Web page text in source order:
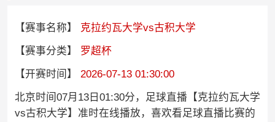
【赛事名称】
克拉约瓦大学vs古积大学
【赛事分类】
罗超杯
【开赛时间】
2026-07-13 01:30:00
北京时间07月13日01:30分，足球直播【克拉约瓦大学
vs古积大学】准时在线播放，喜欢看足球直播比赛的